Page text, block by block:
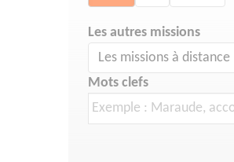
Les autres missions
Les missions à distance
Mots clefs